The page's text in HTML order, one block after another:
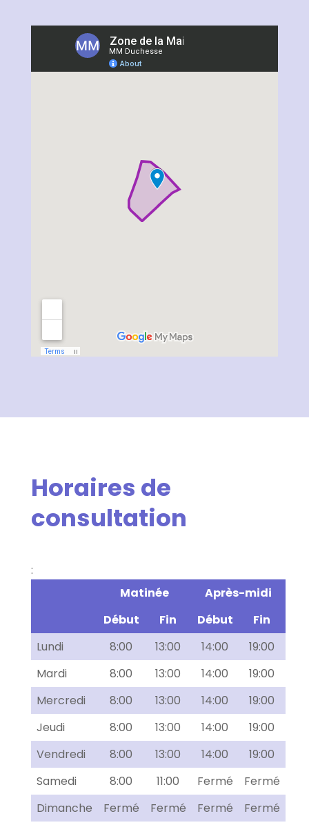
Horaires de
consultation
:
Matinée
Après-midi
Début
Fin Début
Fin
Lundi
8:00 13:00 14:00
19:00
Mardi
8:00 13:00 14:00
19:00
Mercredi
8:00 13:00 14:00
19:00
Jeudi
8:00 13:00 14:00
19:00
Vendredi
8:00 13:00 14:00
19:00
Samedi
8:00 11:00 Fermé
Fermé
Dimanche
Fermé Fermé Fermé Fermé